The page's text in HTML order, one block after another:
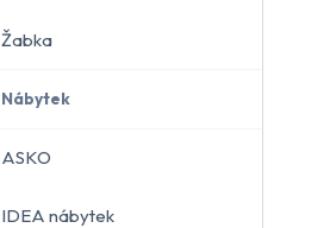
Žabka
Nábytek
ASKO
IDEA nábytek